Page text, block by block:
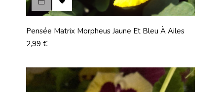
Pensée Matrix Morpheus Jaune Et Bleu À Ailes
Prix
2,99 €